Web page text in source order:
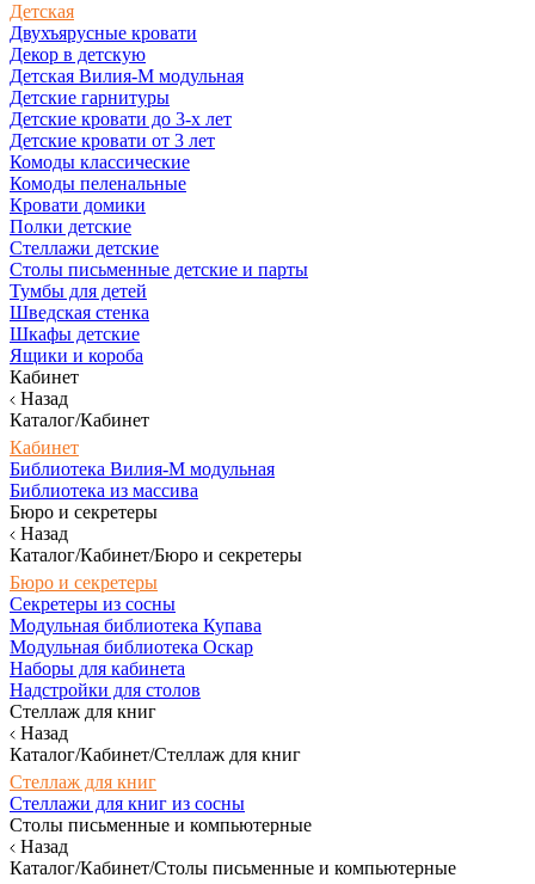
Детская
Двухъярусные кровати
Декор в детскую
Детская Вилия-М модульная
Детские гарнитуры
Детские кровати до 3-х лет
Детские кровати от 3 лет
Комоды классические
Комоды пеленальные
Кровати домики
Полки детские
Стеллажи детские
Столы письменные детские и парты
Тумбы для детей
Шведская стенка
Шкафы детские
Ящики и короба
Кабинет
Назад
Каталог/Кабинет
Кабинет
Библиотека Вилия-М модульная
Библиотека из массива
Бюро и секретеры
Назад
Каталог/Кабинет/Бюро и секретеры
Бюро и секретеры
Секретеры из сосны
Модульная библиотека Купава
Модульная библиотека Оскар
Наборы для кабинета
Надстройки для столов
Стеллаж для книг
Назад
Каталог/Кабинет/Стеллаж для книг
Стеллаж для книг
Стеллажи для книг из сосны
Столы письменные и компьютерные
Назад
Каталог/Кабинет/Столы письменные и компьютерные